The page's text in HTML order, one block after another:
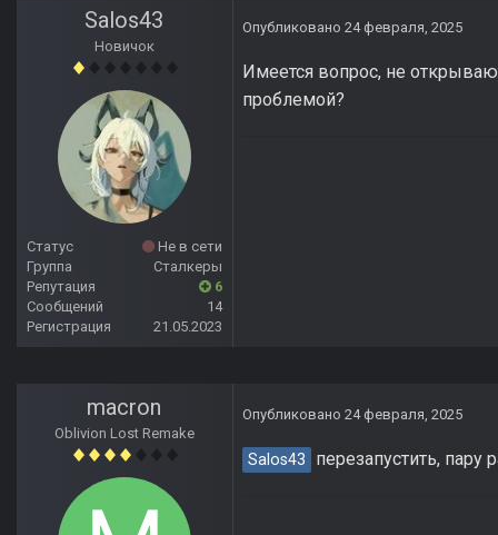
Salos43
Новичок
Статус
Не в сети
Группа
Сталкеры
Репутация
6
Сообщений
14
Регистрация
21.05.2023
Опубликовано 24 февраля, 2025
Имеется вопрос, не
проблемой?
macron
Oblivion Lost Remake
Опубликовано 24 февраля, 2025
Salos43 перезапустить, пару